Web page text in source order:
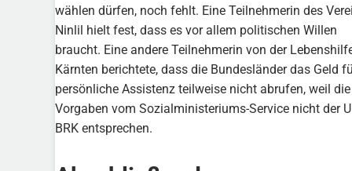
wählen dürfen, noch fehlt. Eine Teilnehmerin des
Ninlil hielt fest, dass es vor allem politischen Willen
braucht. Eine andere Teilnehmerin von der
Kärnten berichtete, dass die Bundesländer das Geld
persönliche Assistenz teilweise nicht abrufen, weil die
Vorgaben vom Sozialministeriums-Service nicht der
BRK entsprechen.